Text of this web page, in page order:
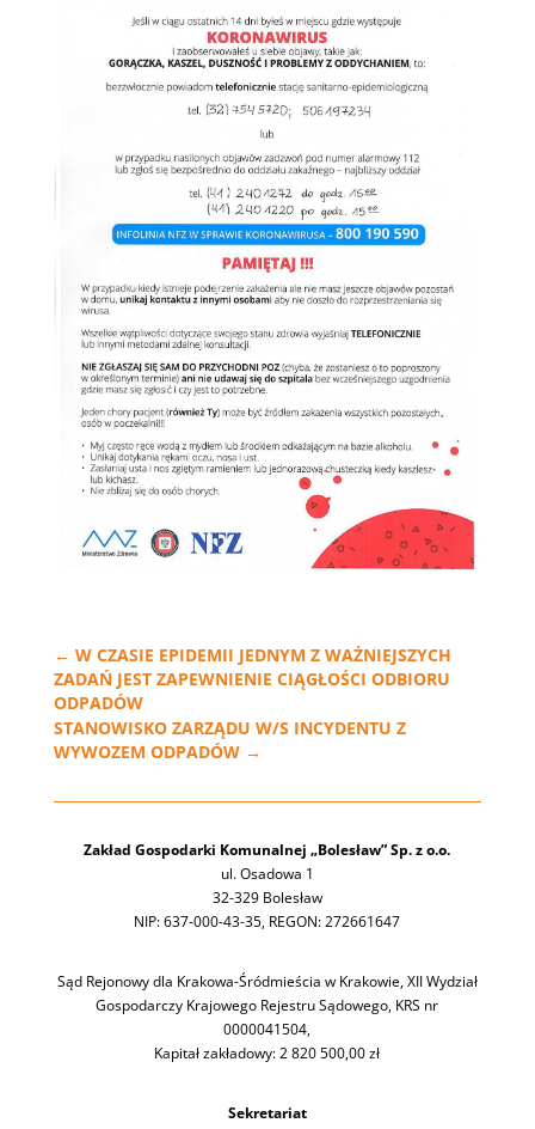
← W CZASIE EPIDEMII JEDNYM Z WAŻNIEJSZYCH
ZADAŃ JEST ZAPEWNIENIE CIĄGŁOŚCI ODBIORU
ODPADÓW
STANOWISKO ZARZĄDU W/S INCYDENTU Z
WYWOZEM ODPADÓW→
Zakład Gospodarki Komunalnej „Bolesław” Sp. z o.o.
ul. Osadowa 1
32-329 Bolesław
NIP: 637-000-43-35, REGON: 272661647
Sąd Rejonowy dla Krakowa-Śródmieścia w Krakowie, XII Wydział
Gospodarczy Krajowego Rejestru Sądowego, KRS nr
0000041504,
Kapitał zakładowy: 2 820 500,00 zł
Sekretariat